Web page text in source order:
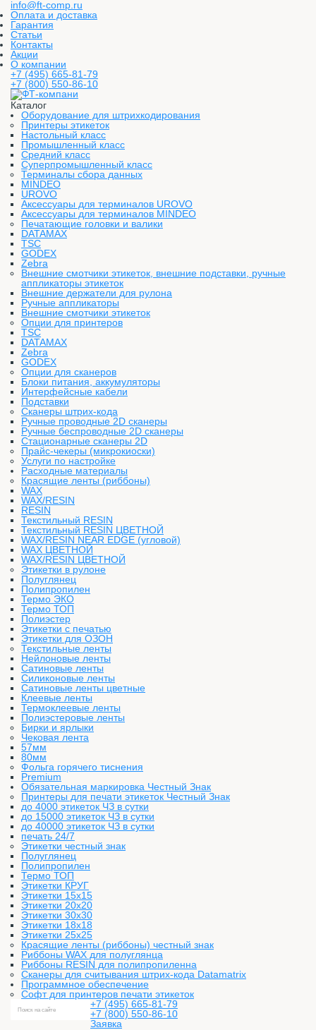
info@ft-comp.ru
Оплата и доставка
Гарантия
Статьи
Контакты
Акции
О компании
+7 (495) 665-81-79
+7 (800) 550-86-10
Каталог
Оборудование для штрихкодирования
Принтеры этикеток
Настольный класс
Промышленный класс
Средний класс
Суперпромышленный класс
Терминалы сбора данных
MINDEO
UROVO
Аксессуары для терминалов UROVO
Аксессуары для терминалов MINDEO
Печатающие головки и валики
DATAMAX
TSC
GODEX
Zebra
Внешние смотчики этикеток, внешние подставки, ручные
аппликаторы этикеток
Внешние держатели для рулона
Ручные аппликаторы
Внешние смотчики этикеток
Опции для принтеров
TSC
DATAMAX
Zebra
GODEX
Опции для сканеров
Блоки питания, аккумуляторы
Интерфейсные кабели
Подставки
Сканеры штрих-кода
Ручные проводные 2D сканеры
Ручные беспроводные 2D сканеры
Стационарные сканеры 2D
Прайс-чекеры (микрокиоски)
Услуги по настройке
Расходные материалы
Красящие ленты (риббоны)
WAX
WAX/RESIN
RESIN
Текстильный RESIN
Текстильный RESIN ЦВЕТНОЙ
WAX/RESIN NEAR EDGE (угловой)
WAX ЦВЕТНОЙ
WAX/RESIN ЦВЕТНОЙ
Этикетки в рулоне
Полуглянец
Полипропилен
Термо ЭКО
Термо ТОП
Полиэстер
Этикетки с печатью
Этикетки для ОЗОН
Текстильные ленты
Нейлоновые ленты
Сатиновые ленты
Силиконовые ленты
Сатиновые ленты цветные
Клеевые ленты
Термоклеевые ленты
Полиэстеровые ленты
Бирки и ярлыки
Чековая лента
57мм
80мм
Фольга горячего тиснения
Premium
Обязательная маркировка Честный Знак
Принтеры для печати этикеток Честный Знак
до 4000 этикеток ЧЗ в сутки
до 15000 этикеток ЧЗ в сутки
до 40000 этикеток ЧЗ в сутки
печать 24/7
Этикетки честный знак
Полуглянец
Полипропилен
Термо ТОП
Этикетки КРУГ
Этикетки 15х15
Этикетки 20х20
Этикетки 30х30
Этикетки 18х18
Этикетки 25х25
Красящие ленты (риббоны) честный знак
Риббоны WAX для полуглянца
Риббоны RESIN для полипропиленна
Сканеры для считывания штрих-кода Datamatrix
Программное обеспечение
Софт для принтеров печати этикеток
+7 (495) 665-81-79
+7 (800) 550-86-10
Заявка